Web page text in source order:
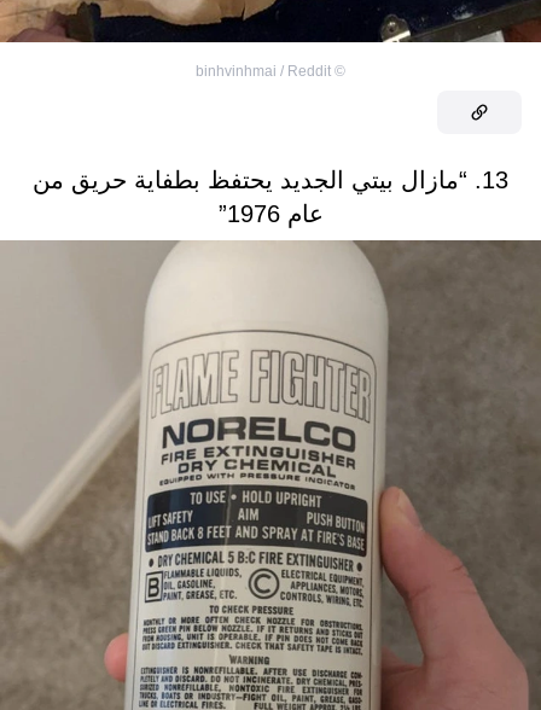
©
binhvinhmai / Reddit
13. “مازال بيتي الجديد يحتفظ بطفاية حريق من
عام 1976”